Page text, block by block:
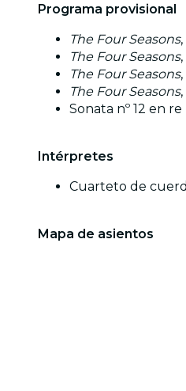
Programa provisional
The Four Seasons
The Four Seasons
The Four Seasons
The Four Seasons
Sonata nº 12 en
Intérpretes
Cuarteto de
Mapa de asientos